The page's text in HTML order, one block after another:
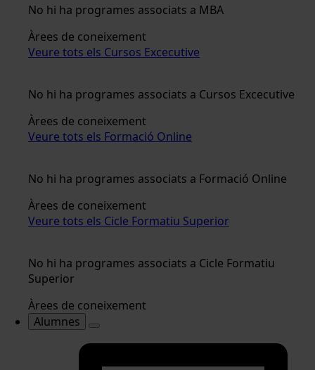
No hi ha programes associats a MBA
Àrees de coneixement
Veure tots els Cursos Excecutive
No hi ha programes associats a Cursos Excecutive
Àrees de coneixement
Veure tots els Formació Online
No hi ha programes associats a Formació Online
Àrees de coneixement
Veure tots els Cicle Formatiu Superior
No hi ha programes associats a Cicle Formatiu
Superior
Àrees de coneixement
Alumnes